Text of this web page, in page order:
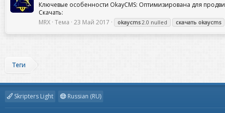
Ключевые особенности OkayCMS: Оптимизирована для
Скачать:
MRX Тема 23 Май 2017 okaycms2.0 nulled скачать okaycms
Теги
Skripters Light Russian (RU)